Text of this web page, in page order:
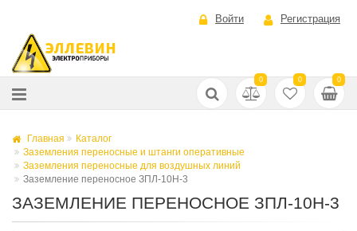
Войти Регистрация
0 0 0
Главная
Каталог
Заземления переносные и штанги оперативные
Заземления переносные для воздушных линий
Заземление переносное ЗПЛ-10Н-3
ЗАЗЕМЛЕНИЕ ПЕРЕНОСНОЕ ЗПЛ-10Н-3